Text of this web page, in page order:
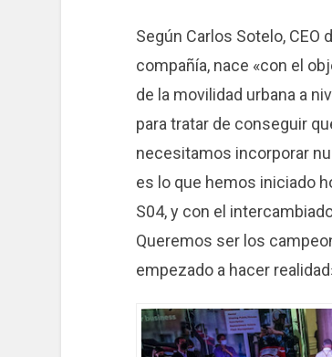
Según Carlos Sotelo,
compañía, nace «con el
de la movilidad urbana a
para tratar de conseguir
necesitamos incorporar
es lo que hemos iniciado
S04, y con el
Queremos ser los
empezado a hacer